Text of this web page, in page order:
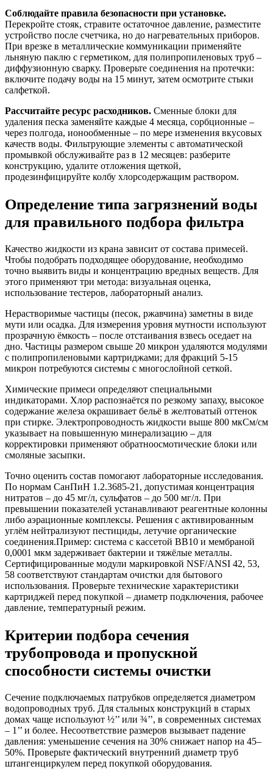
Соблюдайте правила безопасности при установке.
Перекройте стояк, стравите остаточное давление, разместите
устройство после счетчика, но до нагревательных приборов.
При врезке в металлические коммуникации применяйте
льняную паклю с герметиком, для полипропиленовых труб –
диффузионную сварку. Проверьте соединения на протечки:
включите подачу воды на 15 минут, затем осмотрите стыки
салфеткой.
Рассчитайте ресурс расходников. Сменные блоки для
удаления песка заменяйте каждые 4 месяца, сорбционные –
через полгода, ионообменные – по мере изменения вкусовых
качеств воды. Фильтрующие элементы с автоматической
промывкой обслуживайте раз в 12 месяцев: разберите
конструкцию, удалите отложения щеткой,
продезинфицируйте колбу хлорсодержащим раствором.
Определение типа загрязнений воды
для правильного подбора фильтра
Качество жидкости из крана зависит от состава примесей.
Чтобы подобрать подходящее оборудование, необходимо
точно выявить виды и концентрацию вредных веществ. Для
этого применяют три метода: визуальная оценка,
использование тестеров, лабораторный анализ.
Нерастворимые частицы (песок, ржавчина) заметны в виде
мути или осадка. Для измерения уровня мутности используют
прозрачную ёмкость – после отстаивания взвесь оседает на
дно. Частицы размером свыше 20 микрон удаляются модулями
с полипропиленовыми картриджами; для фракций 5-15
микрон потребуются системы с многослойной сеткой.
Химические примеси определяют специальными
индикаторами. Хлор распознаётся по резкому запаху, высокое
содержание железа окрашивает бельё в желтоватый оттенок
при стирке. Электропроводность жидкости выше 800 мкСм/см
указывает на повышенную минерализацию – для
корректировки применяют обратноосмотические блоки или
смоляные засыпки.
Точно оценить состав помогают лабораторные исследования.
По нормам СанПиН 1.2.3685-21, допустимая концентрация
нитратов – до 45 мг/л, сульфатов – до 500 мг/л. При
превышении показателей устанавливают реагентные колонны
либо аэрационные комплексы. Решения с активированным
углём нейтрализуют пестициды, летучие органические
соединения.Пример: система с кассетой BB10 и мембраной
0,0001 мкм задерживает бактерии и тяжёлые металлы.
Сертифицированные модули маркировкой NSF/ANSI 42, 53,
58 соответствуют стандартам очистки для бытового
использования. Проверьте технические характеристики
картриджей перед покупкой – диаметр подключения, рабочее
давление, температурный режим.
Критерии подбора сечения
трубопровода и пропускной
способности системы очистки
Сечение подключаемых патрубков определяется диаметром
водопроводных труб. Для стальных конструкций в старых
домах чаще используют ½’’ или ¾’’, в современных системах
– 1’’ и более. Несоответствие размеров вызывает падение
давления: уменьшение сечения на 30% снижает напор на 45–
50%. Проверьте фактический внутренний диаметр труб
штангенциркулем перед покупкой оборудования.